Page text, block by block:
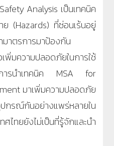
Analysis เป็นเทคนิค
ย (Hazards) ที่ซ่อนเร้นอยู่
มาตรการมาป้องกัน
ความปลอดภัยในการใช้
ารนำเทคนิค MSA for
มาเพิ่มความปลอดภัย
กรณ์กันอย่างแพร่หลายใน
ศไทยยังไม่เป็นที่รู้จักและนำ